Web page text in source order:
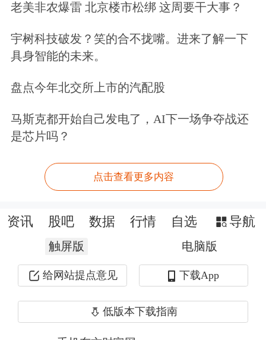
司动态一栏。发布了一篇题为《博时基
金江向阳会见鸿海集团董事长郭台铭》
的文章，显示为博时基金供稿。
向阳总经理在深圳会见鸿海集团董事长
士康IPO相关情况及未来业务发展等进
基金公司，据了解5月15日郭台铭还在
老美非农爆雷 北京楼市松绑 这周要干大事？
宇树科技破发？笑的合不拢嘴。进来了解一下
具身智能的未来。
盘点今年北交所上市的汽配股
马斯克都开始自己发电了，AI下一场争夺战还
是芯片吗？
点击查看更多内容
资讯 股吧 数据 行情 自选 导航
触屏版 电脑版
给网站提点意见 下载App
低版本下载指南